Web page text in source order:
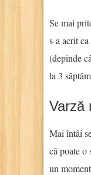
Se mai
s-a acrit
(depinde
la 3
Varză
Mai întâi
că poate o
un